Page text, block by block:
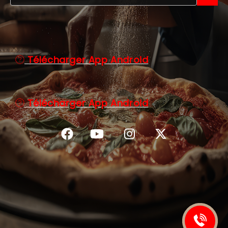
C.G.V
Télécharger App Android
Télécharger App Android